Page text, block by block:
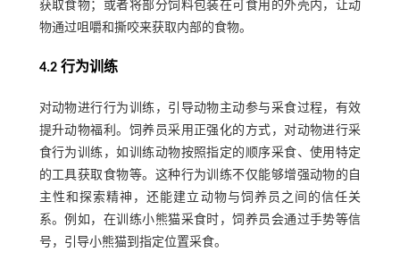
获取食物；或者将部分饲料包装在可食用的外壳内，让动
物通过咀嚼和撕咬来获取内部的食物。
4.2 行为训练
对动物进行行为训练，引导动物主动参与采食过程，有效
提升动物福利。饲养员采用正强化的方式，对动物进行采
食行为训练，如训练动物按照指定的顺序采食、使用特定
的工具获取食物等。这种行为训练不仅能够增强动物的自
主性和探索精神，还能建立动物与饲养员之间的信任关
系。例如，在训练小熊猫采食时，饲养员会通过手势等信
号，引导小熊猫到指定位置采食。